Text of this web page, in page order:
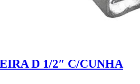
D 1/2″ C/CUNHA